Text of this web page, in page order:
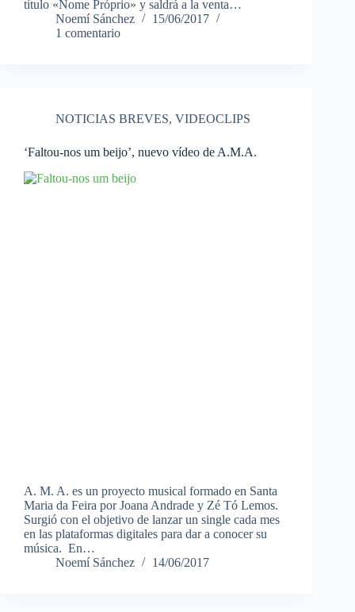
título «Nome Próprio» y saldrá a la venta…
Noemí Sánchez
15/06/2017
1 comentario
NOTICIAS BREVES, VIDEOCLIPS
‘Faltou-nos um beijo’, nuevo vídeo de A.M.A.
A. M. A. es un proyecto musical formado en Santa
Maria da Feira por Joana Andrade y Zé Tó Lemos.
Surgió con el objetivo de lanzar un single cada mes
en las plataformas digitales para dar a conocer su
música. En…
Noemí Sánchez
14/06/2017